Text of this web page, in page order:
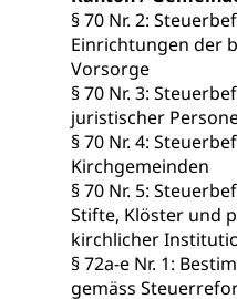
§ 70 Nr. 2:
Einrichtungen der
Vorsorge
§ 70 Nr. 3:
juristischer
§ 70 Nr. 4:
Kirchgemeinden
§ 70 Nr. 5:
Stifte, Klöster und
kirchlicher
§ 72a-e Nr. 1:
gemäss